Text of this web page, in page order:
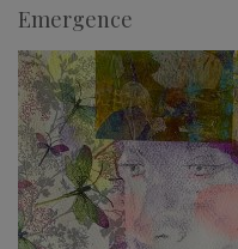
Emergence